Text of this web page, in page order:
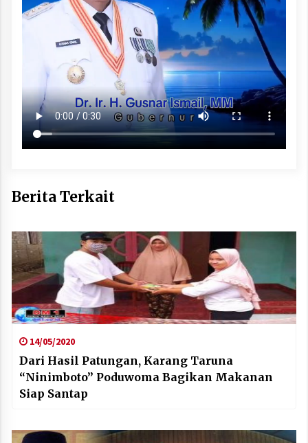
Berita Terkait
14/05/2020
Dari Hasil Patungan, Karang Taruna
“Ninimboto” Poduwoma Bagikan Makanan
Siap Santap